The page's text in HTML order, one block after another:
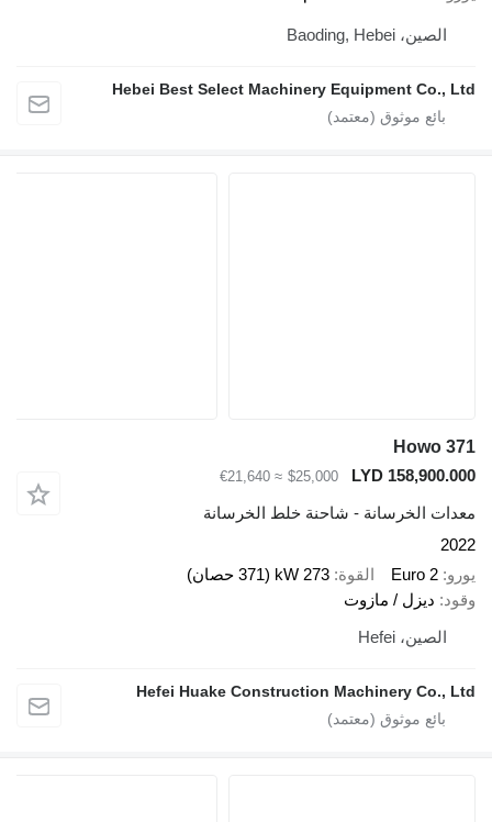
الصين، Baoding, Hebei
Hebei Best Select Machinery Equipment Co.,
Howo
LYD
$25,000
≈ €21,640
الخرسانة - شاحنة خلط الخرسانة
Euro 2 القوة
273 kW (371 حصان)
ديزل / مازوت
الصين، Hefei
Hefei Huake Construction Machinery Co.,